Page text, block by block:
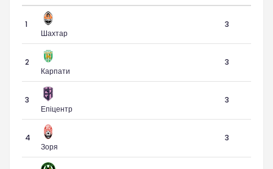
1
Шахтар
3
2
Карпати
3
3
Епіцентр
3
4
Зоря
3